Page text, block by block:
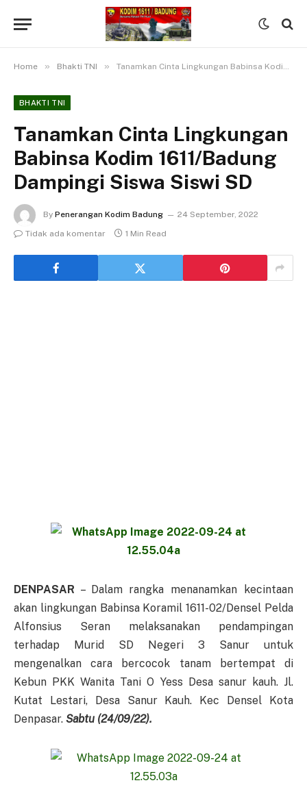
Home » Bhakti TNI » Tanamkan Cinta Lingkungan Babinsa Kodim 1611/Badung Dampingi Siswa Siswi SD
BHAKTI TNI
Tanamkan Cinta Lingkungan
Babinsa Kodim 1611/Badung
Dampingi Siswa Siswi SD
By Penerangan Kodim Badung
24 September, 2022
Tidak ada komentar
1 Min Read
DENPASAR – Dalam rangka menanamkan kecintaan
akan lingkungan Babinsa Koramil 1611-02/Densel Pelda
Alfonsius Seran melaksanakan pendampingan
terhadap Murid SD Negeri 3 Sanur untuk
mengenalkan cara bercocok tanam bertempat di
Kebun PKK Wanita Tani O Yess Desa sanur kauh. Jl.
Kutat Lestari, Desa Sanur Kauh. Kec Densel Kota
Denpasar. Sabtu (24/09/22).